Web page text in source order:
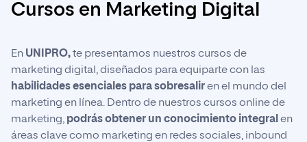
Cursos en Marketing Digital
En UNIPRO,te presentamos nuestros cursos de
marketing digital, diseñados para equiparte con las
habilidades esenciales para sobresaliren el mundo del
marketing en línea. Dentro de nuestros cursos online de
marketing, podrás obtener un conocimiento integral en
áreas clave como marketing en redes sociales, inbound